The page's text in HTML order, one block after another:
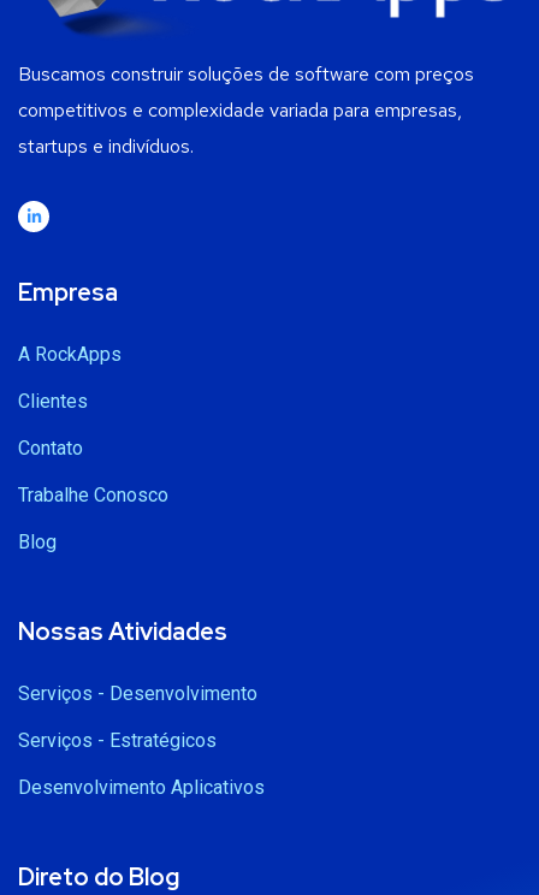
Buscamos construir soluções de software com preços
competitivos e complexidade variada para empresas,
startups e indivíduos.
Empresa
A RockApps
Clientes
Contato
Trabalhe Conosco
Blog
Nossas Atividades
Serviços - Desenvolvimento
Serviços - Estratégicos
Desenvolvimento Aplicativos
Direto do Blog